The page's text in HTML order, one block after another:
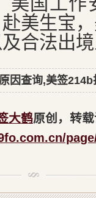
美生宝
合法出
因查询,美签214b
大鹤原创，转